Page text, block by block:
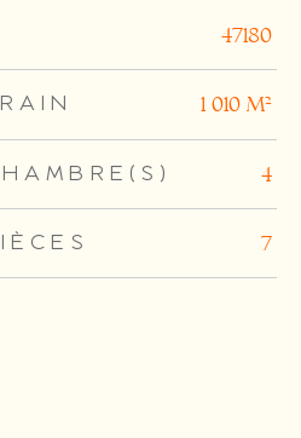
TRAD_ZEPHYR_Valeurs
47180
1 010 m²
4
7